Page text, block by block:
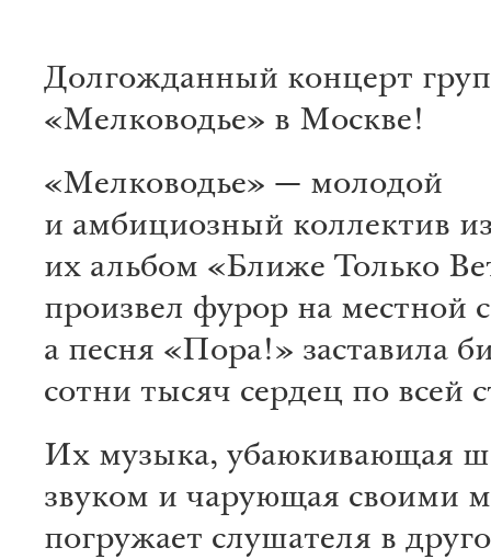
Долгожданный концерт
«Мелководье» в Москве!
«Мелководье» — молодой
и амбициозный коллектив
их альбом «Ближе Только
произвел фурор на местной
а песня «Пора!» заставила
сотни тысяч сердец по всей
Их музыка, убаюкивающая
звуком и чарующая своими
погружает слушателя в